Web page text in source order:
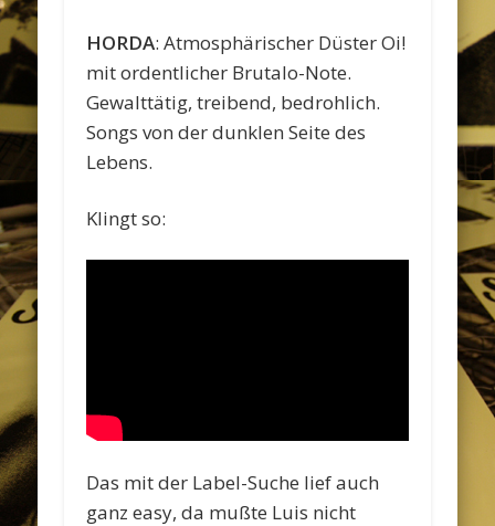
HORDA: Atmosphärischer Düster Oi!
mit ordentlicher Brutalo-Note.
Gewalttätig, treibend, bedrohlich.
Songs von der dunklen Seite des
Lebens.
Klingt so:
Das mit der Label-Suche lief auch
ganz easy, da mußte Luis nicht